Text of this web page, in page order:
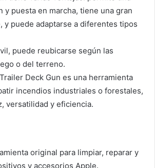
y puesta en marcha, tiene una gran
y puede adaptarse a diferentes tipos
puede reubicarse según las
o del terreno.
Deck Gun es una herramienta
incendios industriales o forestales,
versatilidad y eficiencia.
original para limpiar, reparar y
y accesorios Apple.